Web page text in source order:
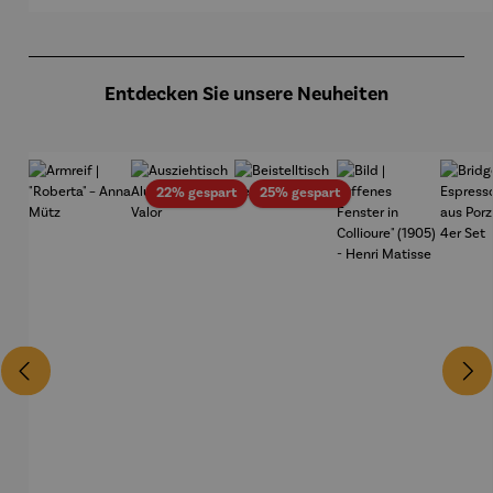
Entdecken Sie unsere Neuheiten
22% gespartRabatt25% gespartRabatt